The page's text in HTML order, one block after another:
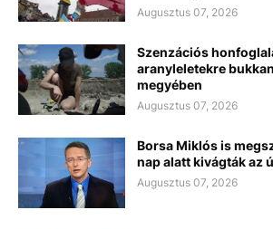
Augusztus 07, 2026
Szenzációs
aranyleletekre
megyében
Augusztus 07, 2026
Borsa Miklós is
nap alatt kivágták az
Augusztus 07, 2026